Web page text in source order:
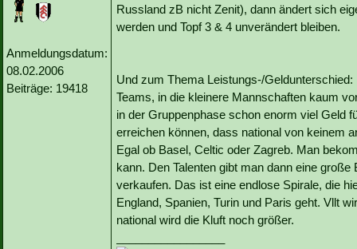
Anmeldungsdatum:
08.02.2006
Beiträge: 19418
Russland zB nicht Zenit), dann ändert sich
werden und Topf 3 & 4 unverändert bleiben.
Und zum Thema Leistungs-/
Teams, in die kleinere Mannschaften kaum
in der Gruppenphase schon enorm viel Geld
erreichen können, dass national von keinem
Egal ob Basel, Celtic oder Zagreb. Man
kann. Den Talenten gibt man dann eine
verkaufen. Das ist eine endlose Spirale, die
England, Spanien, Turin und Paris geht. Vllt
national wird die Kluft noch größer.